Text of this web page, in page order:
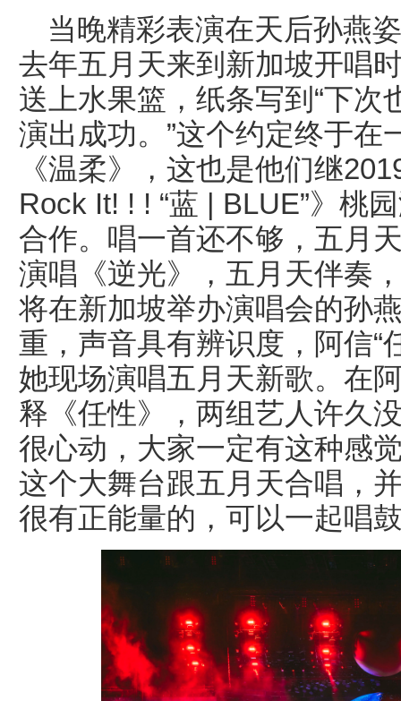
当晚精彩表演在天后孙燕
去年五月天来到新加坡开唱
送上水果篮，纸条写到“下
演出成功。”这个约定终于在
《温柔》，这也是他们继
Rock It! ! ! “蓝 | BLUE”》桃
合作。唱一首还不够，五月
演唱《逆光》，五月天伴奏
将在新加坡举办演唱会的孙
重，声音具有辨识度，阿信“
她现场演唱五月天新歌。在
释《任性》，两组艺人许久
很心动，大家一定有这种感
这个大舞台跟五月天合唱，
很有正能量的，可以一起唱